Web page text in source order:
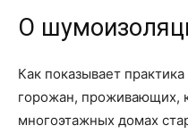
О
Как показывает
горожан, проживающих,
многоэтажных домах